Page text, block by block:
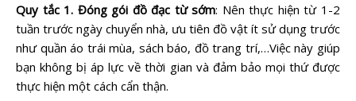
Quy tắc 1. Đóng gói đồ đạc từ sớm: Nên thực hiện từ 1-2
tuần trước ngày chuyển nhà, ưu tiên đồ vật ít sử dụng trước
như quần áo trái mùa, sách báo, đồ trang trí,…Việc này giúp
bạn không bị áp lực về thời gian và đảm bảo mọi thứ được
thực hiện một cách cẩn thận.